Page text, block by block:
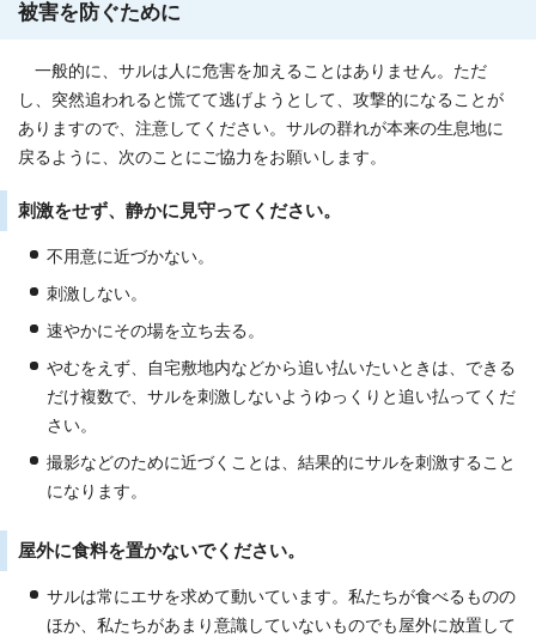
被害を防ぐために
一般的に、サルは人に危害を加えることはありません。ただ
し、突然追われると慌てて逃げようとして、攻撃的になることが
ありますので、注意してください。サルの群れが本来の生息地に
戻るように、次のことにご協力をお願いします。
刺激をせず、静かに見守ってください。
不用意に近づかない。
刺激しない。
速やかにその場を立ち去る。
やむをえず、自宅敷地内などから追い払いたいときは、できる
だけ複数で、サルを刺激しないようゆっくりと追い払ってくだ
さい。
撮影などのために近づくことは、結果的にサルを刺激すること
になります。
屋外に食料を置かないでください。
サルは常にエサを求めて動いています。私たちが食べるものの
ほか、私たちがあまり意識していないものでも屋外に放置して